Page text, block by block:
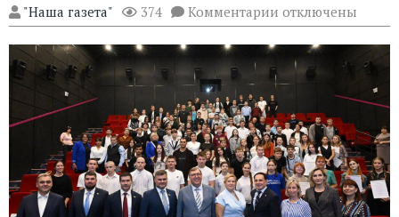
"Наша газета" 374 Комментарии к
записи
Донские
депутаты-
единороссы
и
«Белый
Ангел»
помогают
воспитанникам
центров
помощи
детям
отключены